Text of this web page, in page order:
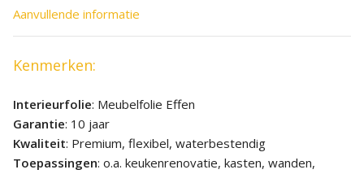
Aanvullende informatie
Kenmerken:
Interieurfolie: Meubelfolie Effen
Garantie: 10 jaar
Kwaliteit: Premium, flexibel, waterbestendig
Toepassingen: o.a. keukenrenovatie, kasten, wanden,